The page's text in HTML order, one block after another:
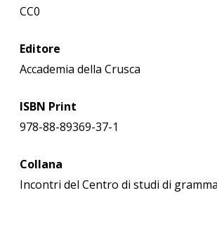
CC0
Editore
Accademia della Crusca
ISBN Print
978-88-89369-37-1
Collana
Incontri del Centro di studi di